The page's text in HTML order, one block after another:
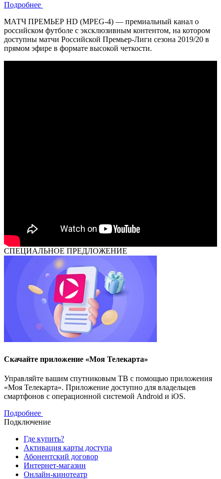
Подробнее
МАТЧ ПРЕМЬЕР HD (MPEG-4) — премиальный канал о
российском футболе с эксклюзивным контентом, на котором
доступны матчи Российской Премьер-Лиги сезона 2019/20 в
прямом эфире в формате высокой четкости.
СПЕЦИАЛЬНОЕ ПРЕДЛОЖЕНИЕ
Скачайте приложение «Моя Телекарта»
Управляйте вашим спутниковым ТВ с помощью приложения
«Моя Телекарта». Приложение доступно для владельцев
смартфонов с операционной системой Android и iOS.
Подробнее
Подключение
Где купить?
Активация карты доступа
Абонентский договор
Интернет-магазин
Онлайн-кинотеатр